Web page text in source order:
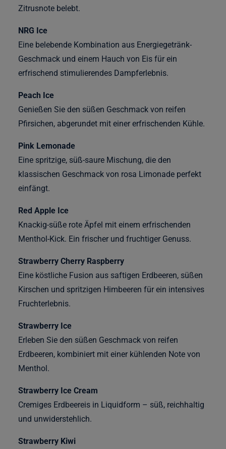
Zitrusnote belebt.
NRG Ice
Eine belebende Kombination aus Energiegetränk-
Geschmack und einem Hauch von Eis für ein
erfrischend stimulierendes Dampferlebnis.
Peach Ice
Genießen Sie den süßen Geschmack von reifen
Pfirsichen, abgerundet mit einer erfrischenden Kühle.
Pink Lemonade
Eine spritzige, süß-saure Mischung, die den
klassischen Geschmack von rosa Limonade perfekt
einfängt.
Red Apple Ice
Knackig-süße rote Äpfel mit einem erfrischenden
Menthol-Kick. Ein frischer und fruchtiger Genuss.
Strawberry Cherry Raspberry
Eine köstliche Fusion aus saftigen Erdbeeren, süßen
Kirschen und spritzigen Himbeeren für ein intensives
Fruchterlebnis.
Strawberry Ice
Erleben Sie den süßen Geschmack von reifen
Erdbeeren, kombiniert mit einer kühlenden Note von
Menthol.
Strawberry Ice Cream
Cremiges Erdbeereis in Liquidform – süß, reichhaltig
und unwiderstehlich.
Strawberry Kiwi